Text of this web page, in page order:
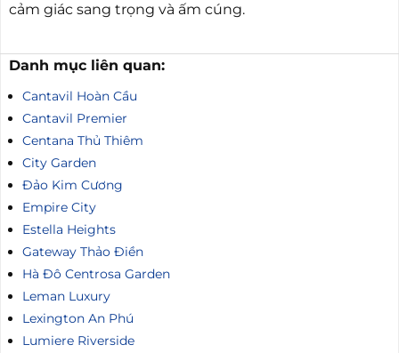
cảm giác sang trọng và ấm cúng.
Danh mục liên quan:
Cantavil Hoàn Cầu
Cantavil Premier
Centana Thủ Thiêm
City Garden
Đảo Kim Cương
Empire City
Estella Heights
Gateway Thảo Điền
Hà Đô Centrosa Garden
Leman Luxury
Lexington An Phú
Lumiere Riverside